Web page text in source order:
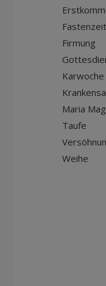
Firmung
Maria
Taufe
Weihe